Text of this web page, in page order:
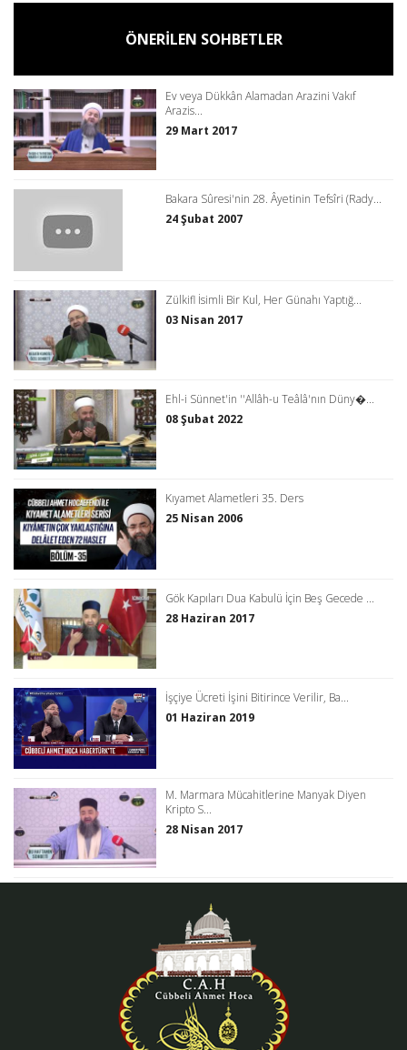
ÖNERİLEN SOHBETLER
Ev veya Dükkân Alamadan Arazini Vakıf
Arazis...
29 Mart 2017
Bakara Sûresi'nin 28. Âyetinin Tefsîri (Rady...
24 Şubat 2007
Zülkifl İsimli Bir Kul, Her Günahı Yaptığ...
03 Nisan 2017
Ehl-i Sünnet'in ''Allâh-u Teâlâ'nın Düny�...
08 Şubat 2022
Kıyamet Alametleri 35. Ders
25 Nisan 2006
Gök Kapıları Dua Kabulü İçin Beş Gecede ...
28 Haziran 2017
İşçiye Ücreti İşini Bitirince Verilir, Ba...
01 Haziran 2019
M. Marmara Mücahitlerine Manyak Diyen
Kripto S...
28 Nisan 2017